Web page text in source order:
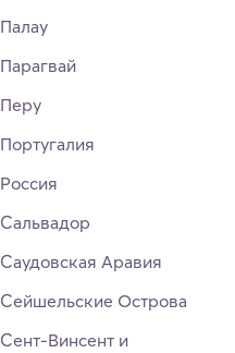
Палау
Парагвай
Перу
Португалия
Россия
Сальвадор
Саудовская Аравия
Сейшельские Острова
Сент-Винсент и